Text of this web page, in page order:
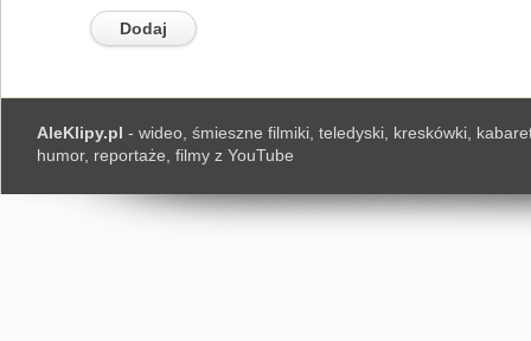
AleKlipy.pl - wideo, śmieszne filmiki, teledyski, kreskówki,
humor, reportaże, filmy z YouTube